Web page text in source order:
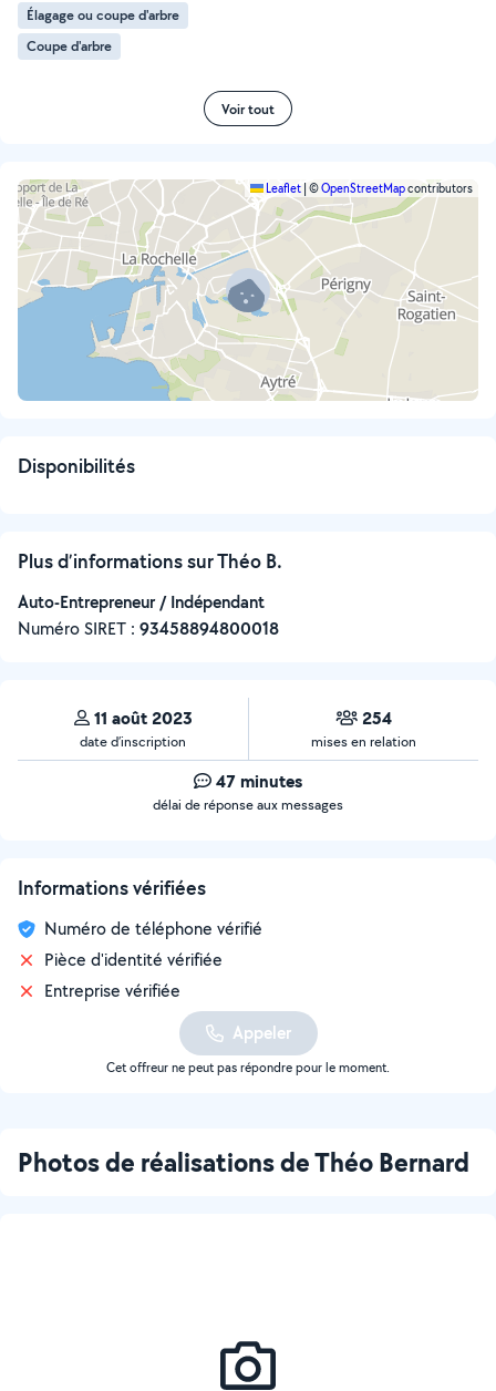
Élagage ou coupe d'arbre
Coupe d'arbre
Voir tout
Leaflet ©OpenStreetMapcontributors
Disponibilités
Plus d’informations sur Théo B.
Auto-Entrepreneur / Indépendant
Numéro SIRET : ‍93458894800018
11 août 2023
date d’inscription
254
mises en relation
47 minutes
délai de réponse aux messages
Informations vérifiées
Numéro de téléphone vérifié
Pièce d'identité vérifiée
Entreprise vérifiée
Appeler
Cet offreur ne peut pas répondre pour le moment.
Photos de réalisations de Théo Bernard